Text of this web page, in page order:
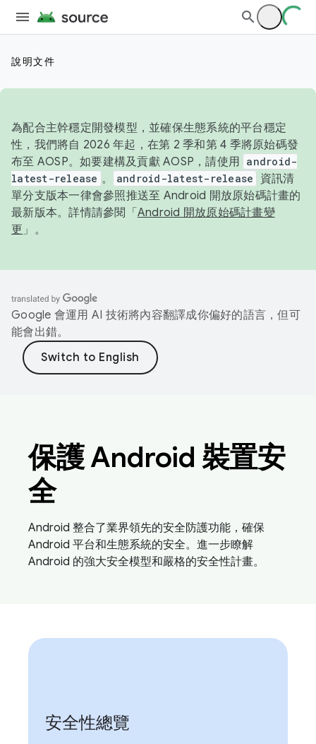
說明文件
為配合主幹穩定開發模型，並確保生態系統的平台穩定
性，我們將自 2026 年起，在第 2 季和第 4 季將原始碼發
布至 AOSP。如要建構及貢獻 AOSP，請使用 android-
latest-release 。 android-latest-release
資訊清
單分支版本一律會參照推送至 Android 開放原始碼計畫的
最新版本。詳情請參閱「 Android 開放原始碼計畫變
更 」。
Google 會運用 AI 技術將內容翻譯成你偏好的語言，但可
能會出錯。
保護 Android 裝置安
全
Android 整合了業界領先的安全防護功能，確保
Android 平台和生態系統的安全。進一步瞭解
Android 的強大安全模型和嚴格的安全性計畫。
安全性總覽